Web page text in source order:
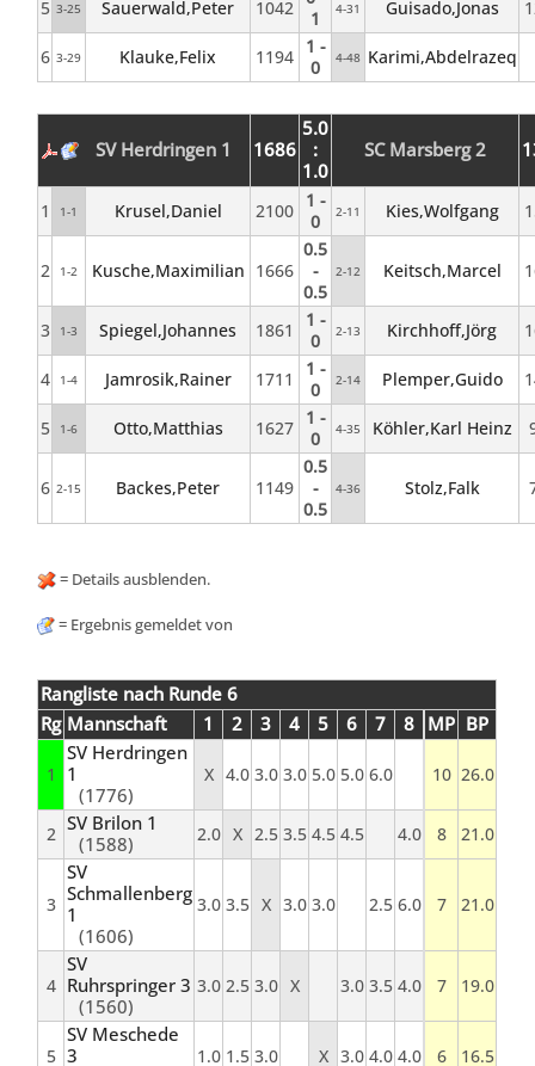
5 3-25 Sauerwald,Peter 1042
1
4-31 Guisado,Jonas
6 3-29 Klauke,Felix 1194 1 -
0
4-48 Karimi,Abdelrazeq
SV Herdringen 1 1686
5.0
:
1.0
SC Marsberg 2
1 1-1 Krusel,Daniel 2100 1 -
0
2-11 Kies,Wolfgang
2 1-2 Kusche,Maximilian 1666
0.5
-
0.5
2-12 Keitsch,Marcel
3 1-3 Spiegel,Johannes 1861
1 -
0
2-13 Kirchhoff,Jörg
4 1-4 Jamrosik,Rainer 1711
1 -
0
2-14 Plemper,Guido
5 1-6 Otto,Matthias 1627 1 -
0
4-35 Köhler,Karl Heinz
6 2-15 Backes,Peter 1149
0.5
-
0.5
4-36 Stolz,Falk
= Details ausblenden.
= Ergebnis gemeldet von
Rangliste nach Runde 6
Rg Mannschaft 1 2 3 4 5 6 7 8 MP BP
1
SV Herdringen
1
(1776)
X 4.0 3.0 3.0 5.0 5.0 6.0 10 26.0
2 SV Brilon 1
(1588)
2.0 X 2.5 3.5 4.5 4.5 4.0 8 21.0
3
SV
Schmallenberg
1
(1606)
3.0 3.5 X 3.0 3.0 2.5 6.0 7 21.0
4
SV
Ruhrspringer 3
(1560)
3.0 2.5 3.0 X 3.0 3.5 4.0 7 19.0
5
SV Meschede
3
1.0 1.5 3.0 X 3.0 4.0 4.0 6 16.5